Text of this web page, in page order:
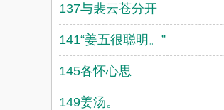
137与裴云苍分开
141“姜五很聪明。”
145各怀心思
149姜汤。